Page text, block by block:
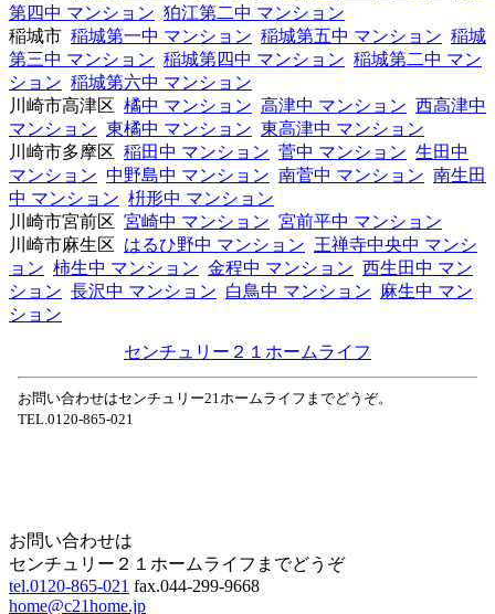
第四中 マンション 狛江第二中 マンション
稲城市 稲城第一中 マンション 稲城第五中 マンション 稲城
第三中 マンション 稲城第四中 マンション 稲城第二中 マン
ション 稲城第六中 マンション
川崎市高津区 橘中 マンション 高津中 マンション 西高津中
マンション 東橘中 マンション 東高津中 マンション
川崎市多摩区 稲田中 マンション 菅中 マンション 生田中
マンション 中野島中 マンション 南菅中 マンション 南生田
中 マンション 枡形中 マンション
川崎市宮前区 宮崎中 マンション 宮前平中 マンション
川崎市麻生区 はるひ野中 マンション 王禅寺中央中 マンシ
ョン 柿生中 マンション 金程中 マンション 西生田中 マン
ション 長沢中 マンション 白鳥中 マンション 麻生中 マン
ション
センチュリー２１ホームライフ
お問い合わせはセンチュリー21ホームライフまでどうぞ。
TEL.0120-865-021
お問い合わせは
センチュリー２１ホームライフまでどうぞ
tel.0120-865-021 fax.044-299-9668
home@c21home.jp